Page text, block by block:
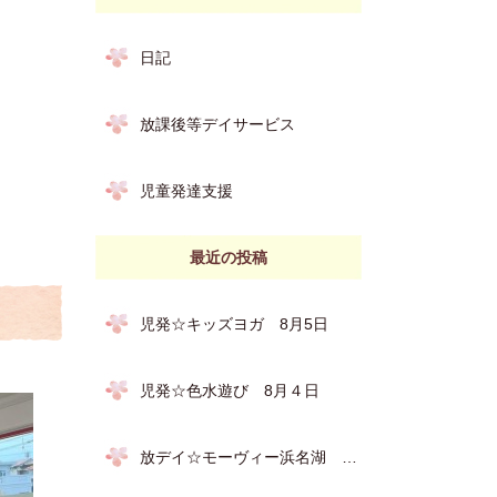
日記
放課後等デイサービス
児童発達支援
最近の投稿
児発☆キッズヨガ 8月5日
児発☆色水遊び 8月４日